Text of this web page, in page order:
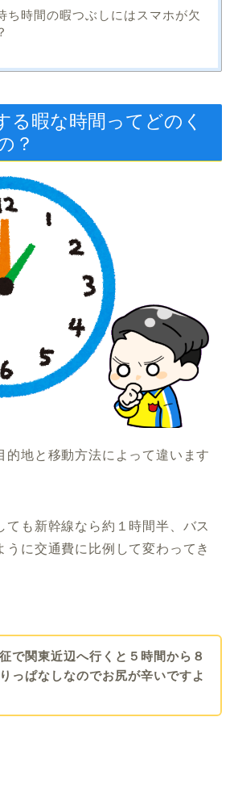
ち時間の暇つぶしにはスマホが欠
る暇な時間ってどのく
？
的地と移動方法によって違います
も新幹線なら約１時間半、バス
うに交通費に比例して変わってき
で関東近辺へ行くと５時間から８
っぱなしなのでお尻が辛いですよ